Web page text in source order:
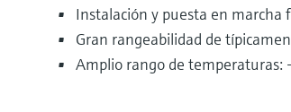
Instalación y puesta en marcha
Gran rangeabilidad de
Amplio rango de temperaturas: